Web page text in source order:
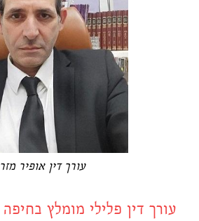
עורך דין אופיר מזר
עורך דין פלילי מומלץ בחיפה